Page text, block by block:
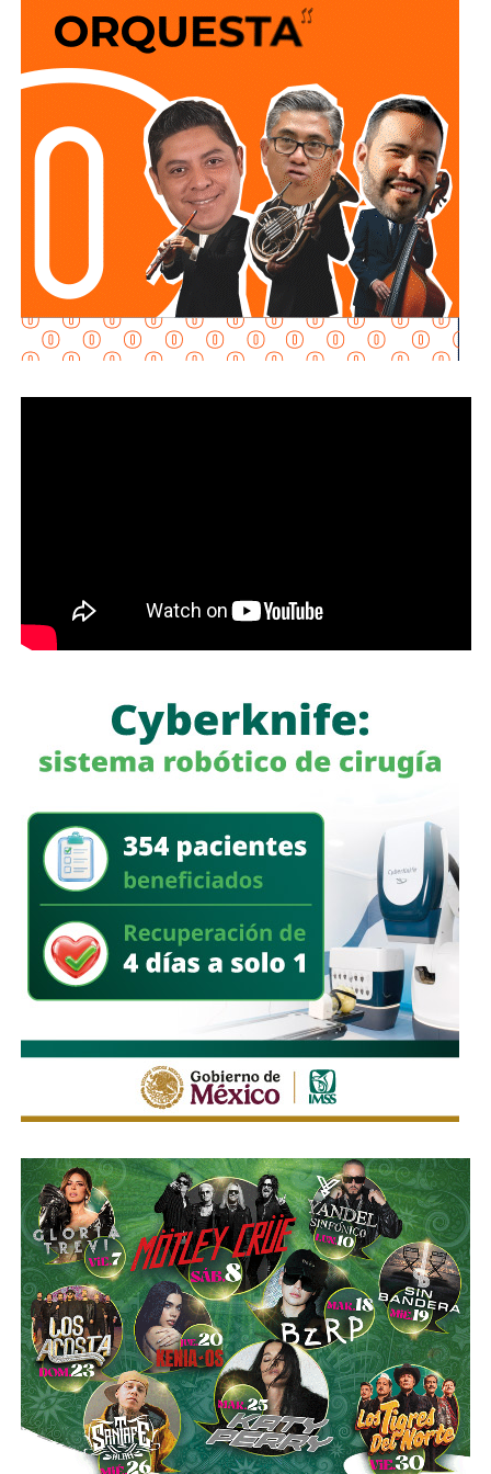
máxima fiesta de las y los potosinos se desarrolle en un
ambiente de paz, orden y cordialidad para visitantes
mandatario Estatalreconoció la entrega y
profesionalismo de las mujeres y hombres que
participarán en el operativo, al señalar que el trabajo
coordinado permitirágarantizarel cumplimiento de las
normas de seguridad dentro del recinto ferial, las zonas
aledañas, los principales destinos turísticos y la red
carretera estatal, además destacó que la estrategia fue
planeada con anticipación y retoma la experiencia y los
resultados obtenidos durante eloperativo
implementado en la edición 2025.
Para este despliegue se contará con la participación de
personal de seguridad privada, quienes trabajarán de
manera coordinada con la Secretaría de la Defensa
para mantener el objetivo de lograr cero incidencia
delictiva durante el desarrollo de la feria.
Ricardo Gallardosubrayó que, además del resguardo
permanente en laFenapo, no se descuidará la seguridad
, ya que continuarán fortaleciéndose
los operativos en la capital, su zona conurbada y el resto
59 municipios , ya que aún se mantiene la
temporada vacacional de verano. Finalmente, reiteró que la
tranquilidad a las familias potosinas y consolidar a la
Fenapo 2026como la feria más segura, ordenada e
importante deMéxico.
También lee:Poder Judicial evaluará a jueces para definir
su permanencia